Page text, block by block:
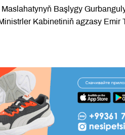
Başlygy
Kabinetiniň agzasy Emir